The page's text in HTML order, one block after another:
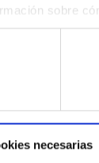
sobre
o retirar su
sitio web se
Además,
a partir del
necesarias